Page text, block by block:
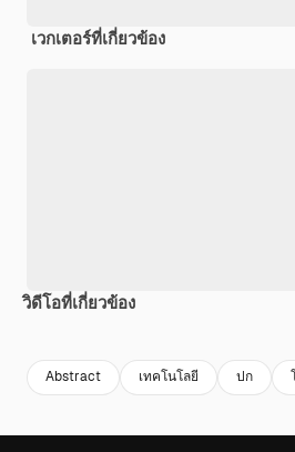
เวกเตอร์ที่เกี่ยวข้อง
วิดีโอที่เกี่ยวข้อง
Abstract เทคโนโลยี ปก